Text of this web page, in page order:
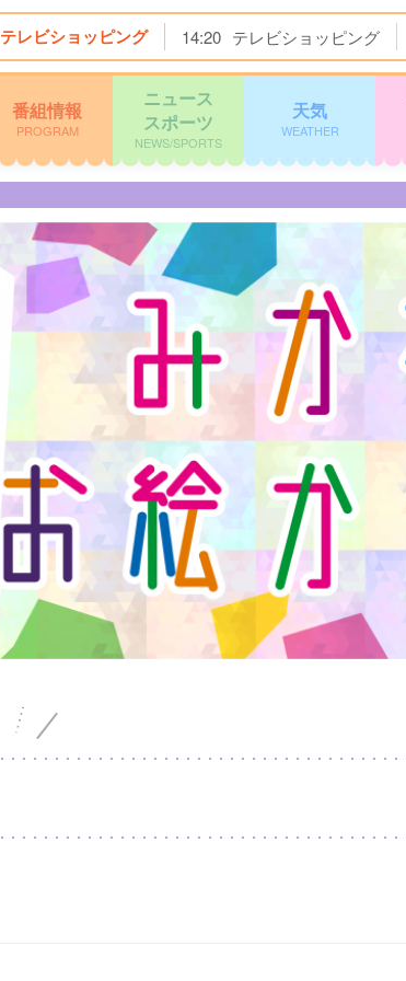
テレビショッピング 14:20 テレビショッピング
番組情報
PROGRAM
ニュース
スポーツ
NEWS/SPORTS
天気
WEATHER